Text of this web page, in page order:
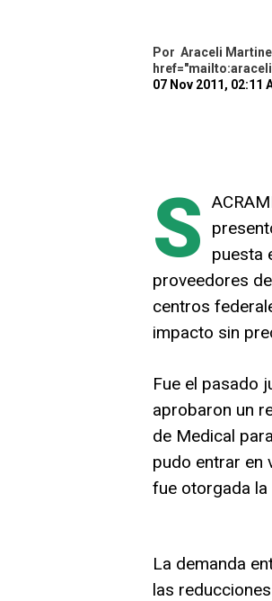
Por Araceli
07 Nov 2011, 02:11
S
puesta
proveedores
centros
impacto sin
Fue el pasado
aprobaron un
de Medical
pudo entrar en
fue otorgada la
La demanda
las